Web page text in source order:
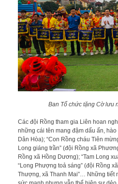
Ban Tổ chức tặng Cờ lưu
Các đội Rồng tham gia Liên hoan
những cái tên mang đậm dấu ấn,
Dân Hòa); “Con Rồng cháu Tiên
Long giáng trần” (đội Rồng xã
Rồng xã Hồng Dương); “Tam Long
“Long Phượng toả sáng” (đội Rồng
Thượng, xã Thanh Mai”… Những tiết